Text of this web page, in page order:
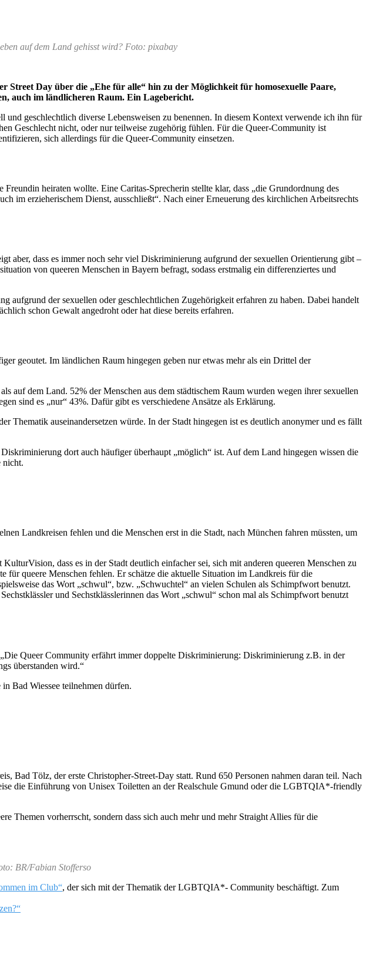
auf dem Land gehisst wird? Foto: pixabay
Street Day über die „Ehe für alle“ hin zu der Möglichkeit für homosexuelle Paare,
auch im ländlicheren Raum. Ein Lagebericht.
geschlechtlich diverse Lebensweisen zu benennen. In diesem Kontext verwende ich ihn für
Geschlecht nicht, oder nur teilweise zugehörig fühlen. Für die Queer-Community ist
sich allerdings für die Queer-Community einsetzen.
heiraten wollte. Eine Caritas-Sprecherin stellte klar, dass „die Grundordnung des
im erzieherischem Dienst, ausschließt“. Nach einer Erneuerung des kirchlichen Arbeitsrechts
aber, dass es immer noch sehr viel Diskriminierung aufgrund der sexuellen Orientierung gibt –
von queeren Menschen in Bayern befragt, sodass erstmalig ein differenziertes und
aufgrund der sexuellen oder geschlechtlichen Zugehörigkeit erfahren zu haben. Dabei handelt
schon Gewalt angedroht oder hat diese bereits erfahren.
geoutet. Im ländlichen Raum hingegen geben nur etwas mehr als ein Drittel der
auf dem Land. 52% der Menschen aus dem städtischem Raum wurden wegen ihrer sexuellen
sind es „nur“ 43%. Dafür gibt es verschiedene Ansätze als Erklärung.
Thematik auseinandersetzen würde. In der Stadt hingegen ist es deutlich anonymer und es fällt
dort auch häufiger überhaupt „möglich“ ist. Auf dem Land hingegen wissen die
nicht.
Landkreisen fehlen und die Menschen erst in die Stadt, nach München fahren müssten, um
dass es in der Stadt deutlich einfacher sei, sich mit anderen queeren Menschen zu
für queere Menschen fehlen. Er schätze die aktuelle Situation im Landkreis für die
das Wort „schwul“, bzw. „Schwuchtel“ an vielen Schulen als Schimpfwort benutzt.
und Sechstklässlerinnen das Wort „schwul“ schon mal als Schimpfwort benutzt
Queer Community erfährt immer doppelte Diskriminierung: Diskriminierung z.B. in der
überstanden wird.“
Bad Wiessee teilnehmen dürfen.
Bad Tölz, der erste Christopher-Street-Day statt. Rund 650 Personen nahmen daran teil. Nach
die Einführung von Unisex Toiletten an der Realschule Gmund oder die LGBTQIA*-friendly
Themen vorherrscht, sondern dass sich auch mehr und mehr Straight Allies für die
BR/Fabian Stofferso
im Club“, der sich mit der Thematik der LGBTQIA*- Community beschäftigt. Zum